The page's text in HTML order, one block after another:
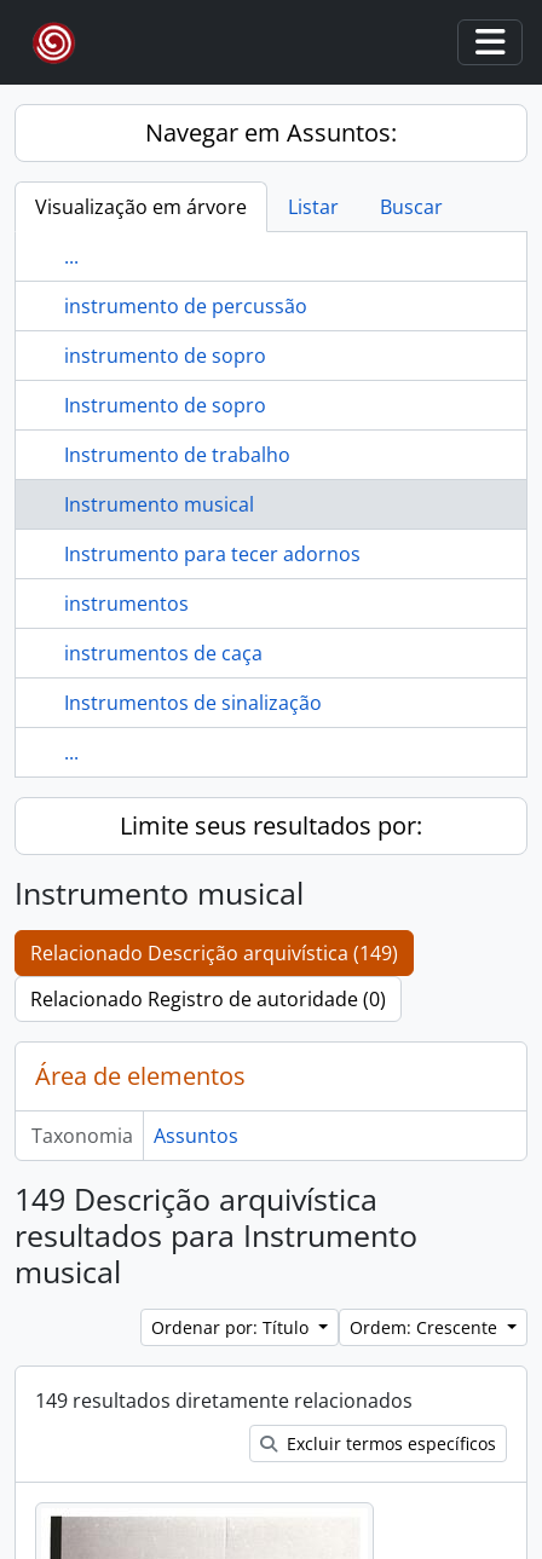
Skip to main content
Navegar em Assuntos:
Visualização em árvore Listar
Buscar
...
instrumento de percussão
instrumento de sopro
Instrumento de sopro
Instrumento de trabalho
Instrumento musical
Instrumento para tecer adornos
instrumentos
instrumentos de caça
Instrumentos de sinalização
...
Limite seus resultados por:
Instrumento musical
Relacionado Descrição arquivística (149)
Relacionado Registro de autoridade (0)
Área de elementos
Taxonomia Assuntos
149 Descrição arquivística
resultados para Instrumento
musical
Ordenar por: Título Ordem: Crescente
149 resultados diretamente relacionados
Excluir termos específicos